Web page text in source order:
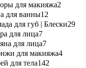
для макияжа2
для ванны12
для губ | Блески29
для лица7
для лица7
для макияжа4
для тела142